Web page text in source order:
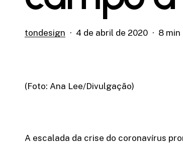
tondesign 4 de abril de 2020 8 min
(Foto: Ana Lee/Divulgação)
A escalada da crise do coronavírus